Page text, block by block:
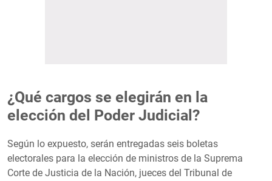
¿Qué cargos se elegirán en la
elección del Poder Judicial?
Según lo expuesto, serán entregadas seis boletas
electorales para la elección de ministros de la Suprema
Corte de Justicia de la Nación, jueces del Tribunal de